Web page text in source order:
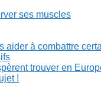
ses muscles
aider à combattre
trouver en
!